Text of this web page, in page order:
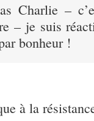
Charlie –
– je suis
bonheur !
à la